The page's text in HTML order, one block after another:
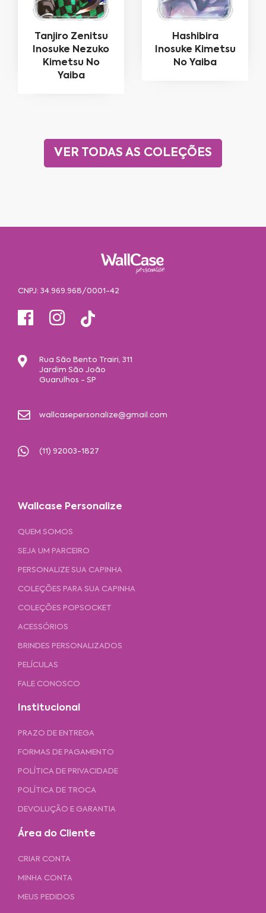
Tanjiro Zenitsu
Inosuke Nezuko
Kimetsu No
Yaiba
Hashibira
Inosuke Kimetsu
No Yaiba
VER TODAS AS COLEÇÕES
CNPJ: 34.969.968/0001-42
Rua São Bento Trairi, 311
Jardim São João
Guarulhos - SP
wallcasepersonalize@gmail.com
(11) 92003-1827
Wallcase Personalize
QUEM SOMOS
SEJA UM PARCEIRO
PERSONALIZE SUA CAPINHA
COLEÇÕES PARA SUA CAPINHA
COLEÇÕES POPSOCKET
ACESSÓRIOS
BRINDES PERSONALIZADOS
PELÍCULAS
FALE CONOSCO
Institucional
PRAZO DE ENTREGA
FORMAS DE PAGAMENTO
POLÍTICA DE PRIVACIDADE
POLÍTICA DE TROCA
DEVOLUÇÃO E GARANTIA
Área do Cliente
CRIAR CONTA
MINHA CONTA
MEUS PEDIDOS